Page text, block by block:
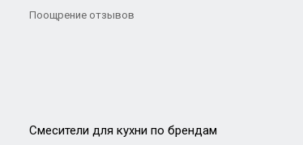
Поощрение отзывов
Cмесители для кухни по брендам